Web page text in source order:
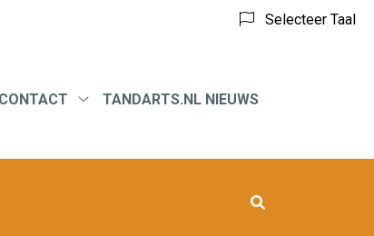
Selecteer Taal
CONTACT
TANDARTS.NL NIEUWS